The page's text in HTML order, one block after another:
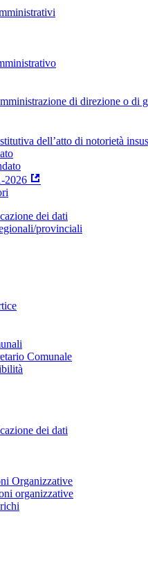
di direzione o di
dell’atto di notorietà
2026
dei dati
provinciali
Comunale
dei dati
Organizzative
organizzative